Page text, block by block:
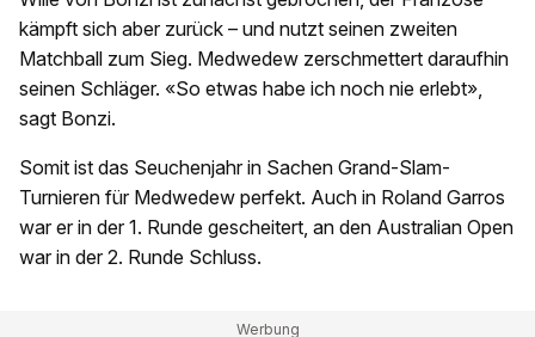
kämpft sich aber zurück – und nutzt seinen zweiten
Matchball zum Sieg. Medwedew zerschmettert daraufhin
seinen Schläger. «So etwas habe ich noch nie erlebt»,
sagt Bonzi.
Somit ist das Seuchenjahr in Sachen Grand-Slam-
Turnieren für Medwedew perfekt. Auch in Roland Garros
war er in der 1. Runde gescheitert, an den Australian Open
war in der 2. Runde Schluss.